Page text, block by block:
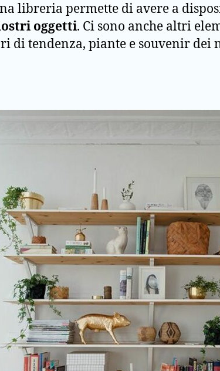
libreria permette di avere a
oggetti. Ci sono anche altri
di tendenza, piante e souvenir